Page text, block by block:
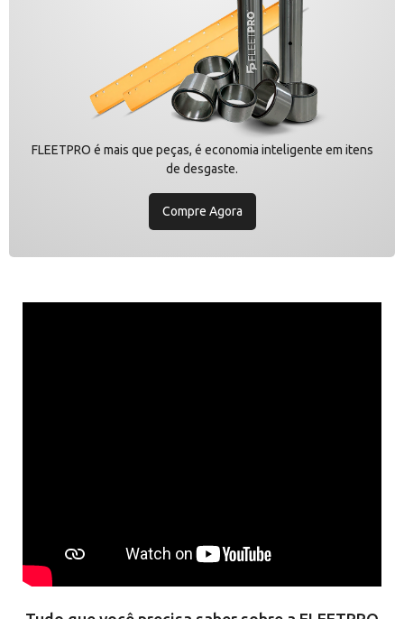
FLEETPRO é mais que peças, é economia inteligente em itens
de desgaste.
Compre Agora